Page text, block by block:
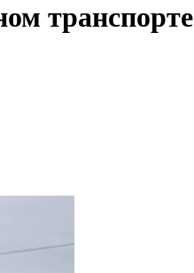
транспорте